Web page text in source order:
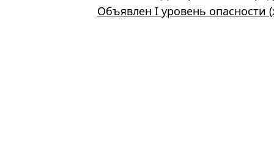
Объявлен I уровень опасности